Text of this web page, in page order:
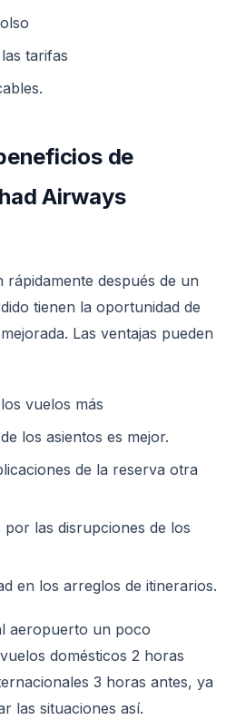
tarifas
de
Airways
rápidamente después de un
tienen la oportunidad de
Las ventajas pueden
vuelos más
los asientos es mejor.
de la reserva otra
por las disrupciones de los
en los arreglos de itinerarios.
aeropuerto un poco
domésticos 2 horas
3 horas antes, ya
las situaciones así.